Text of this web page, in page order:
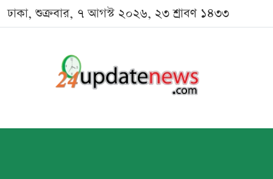
ঢাকা, শুক্রবার, ৭ আগস্ট ২০২৬, ২৩ শ্রাবণ ১৪৩৩